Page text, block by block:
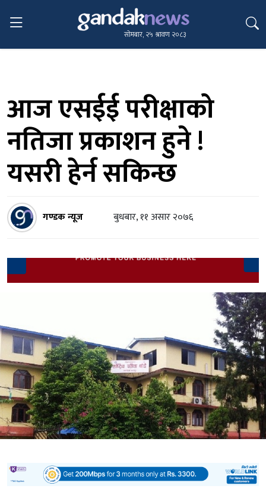
सोमबार, २५ श्रावण २०८३
आज एसईई परीक्षाको
नतिजा प्रकाशन हुने !
यसरी हेर्न सकिन्छ
गण्डक न्यूज बुधबार, ११ असार २०७६